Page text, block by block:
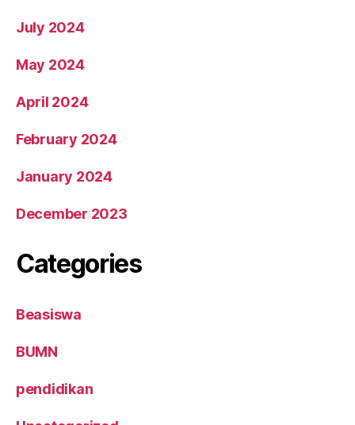
July 2024
May 2024
April 2024
February 2024
January 2024
December 2023
Categories
Beasiswa
BUMN
pendidikan